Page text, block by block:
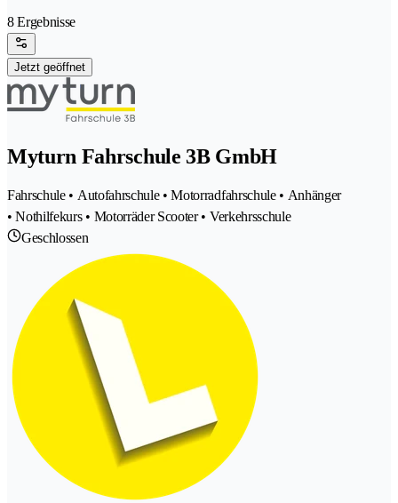
8 Ergebnisse
Jetzt geöffnet
Myturn Fahrschule 3B GmbH
Fahrschule • Autofahrschule • Motorradfahrschule • Anhänger
• Nothilfekurs • Motorräder Scooter • Verkehrsschule
Geschlossen